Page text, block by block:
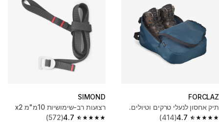
FORCLAZ
תיק אחסון לנעלי טרקים וטיולים.
4.7
(414)
SIMOND
‏רצועות רב-שימושיות 10מ"מ ‏‎x2
4.7
(572)